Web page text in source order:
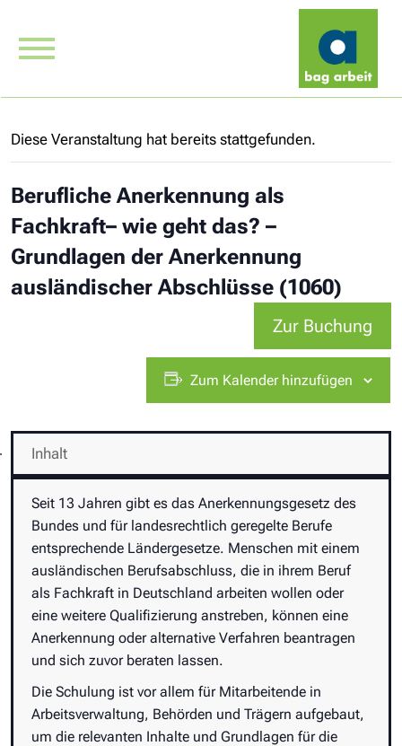
Diese Veranstaltung hat bereits stattgefunden.
Berufliche Anerkennung als
Fachkraft– wie geht das? –
Grundlagen der Anerkennung
ausländischer Abschlüsse (1060)
Zur Buchung
Zum Kalender hinzufügen
Inhalt
Seit 13 Jahren gibt es das Anerkennungsgesetz des
Bundes und für landesrechtlich geregelte Berufe
entsprechende Ländergesetze. Menschen mit einem
ausländischen Berufsabschluss, die in ihrem Beruf
als Fachkraft in Deutschland arbeiten wollen oder
eine weitere Qualifizierung anstreben, können eine
Anerkennung oder alternative Verfahren beantragen
und sich zuvor beraten lassen.
Die Schulung ist vor allem für Mitarbeitende in
Arbeitsverwaltung, Behörden und Trägern aufgebaut,
um die relevanten Inhalte und Grundlagen für die